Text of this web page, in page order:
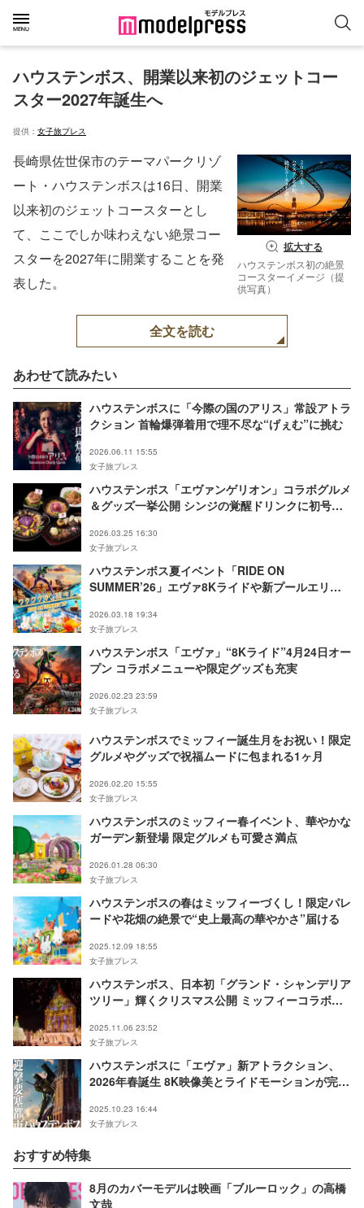
ハウステンボス、開業以来初のジェットコー
スター2027年誕生へ
提供： 女子旅プレス
拡大する
ハウステンボス初の絶景
コースターイメージ（提
供写真）
長崎県佐世保市のテーマパークリゾ
ート・ハウステンボスは16日、開業
以来初のジェットコースターとし
て、ここでしか味わえない絶景コー
スターを2027年に開業することを発
表した。
全文を読む
あわせて読みたい
ハウステンボスに「今際の国のアリス」常設アトラ
クション 首輪爆弾着用で理不尽な“げぇむ”に挑む
2026.06.11 15:55
女子旅プレス
ハウステンボス「エヴァンゲリオン」コラボグルメ
＆グッズ一挙公開 シンジの覚醒ドリンクに初号機
2026.03.25 16:30
女子旅プレス
ハウステンボス夏イベント「RIDE ON
SUMMER’26」エヴァ8Kライドや新プールエリア
2026.03.18 19:34
女子旅プレス
ハウステンボス「エヴァ」“8Kライド”4月24日オー
プン コラボメニューや限定グッズも充実
2026.02.23 23:59
女子旅プレス
ハウステンボスでミッフィー誕生月をお祝い！限定
グルメやグッズで祝福ムードに包まれる1ヶ月
2026.02.20 15:55
女子旅プレス
ハウステンボスのミッフィー春イベント、華やかな
ガーデン新登場 限定グルメも可愛さ満点
2026.01.28 06:30
女子旅プレス
ハウステンボスの春はミッフィーづくし！限定パレ
ードや花畑の絶景で“史上最高の華やかさ”届ける
2025.12.09 18:55
女子旅プレス
ハウステンボス、日本初「グランド・シャンデリア
ツリー」輝くクリスマス公開 ミッフィーコラボや
2025.11.06 23:52
女子旅プレス
ハウステンボスに「エヴァ」新アトラクション、
2026年春誕生 8K映像美とライドモーションが完全
2025.10.23 16:44
女子旅プレス
おすすめ特集
8月のカバーモデルは映画「ブルーロック」の高橋
文哉